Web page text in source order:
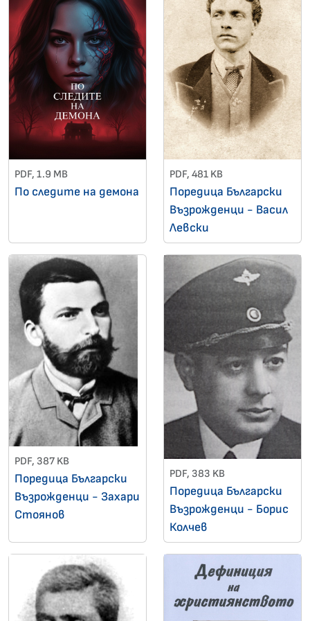
PDF, 1.9 MB
По следите на демона
PDF, 481 KB
Поредица Български
Възрожденци - Васил
Левски
PDF, 387 KB
Поредица Български
Възрожденци - Захари
Стоянов
PDF, 383 KB
Поредица Български
Възрожденци - Борис
Колчев